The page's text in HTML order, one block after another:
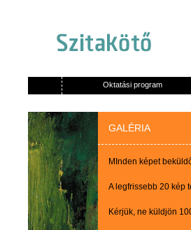
Oktatási program
GALÉRIA
MInden képet
A legfrissebb 20 kép
Kérjük, ne küldjön